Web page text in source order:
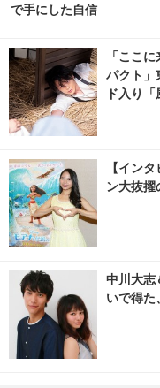
で手にした自信
「ここ
パクト」
ド入り「
【イン
ン大抜擢
中川大志
いで得た